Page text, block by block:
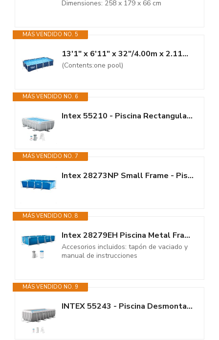
Dimensiones: 258 x 179 x 66 cm
MÁS VENDIDO NO. 5
13'1" x 6'11" x 32"/4.00m x 2.11m x 81cm Pool
(Contents:one pool)
MÁS VENDIDO NO. 6
Intex 55210 - Piscina Rectangular Prism Frame 300x175x80 cm con depuradora
MÁS VENDIDO NO. 7
Intex 28273NP Small Frame - Piscina Desmontable Tubular, 450 x 220 x 84 cm,...
MÁS VENDIDO NO. 8
Intex 28279EH Piscina Metal Frame Rectangular, Medidas 450 x 220 x 84 cm
Accesorios incluidos: tapón de vaciado y
manual de instrucciones
MÁS VENDIDO NO. 9
INTEX 55243 - Piscina Desmontable Rectangular con depuradora Prism Frame